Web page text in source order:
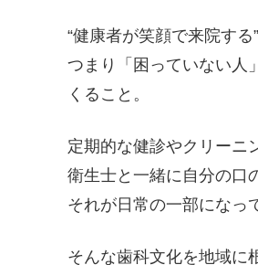
“健康者が笑顔で来院する”
つまり「困っていない人
くること。
定期的な健診やクリーニ
衛生士と一緒に自分の口
それが日常の一部になっ
そんな歯科文化を地域に